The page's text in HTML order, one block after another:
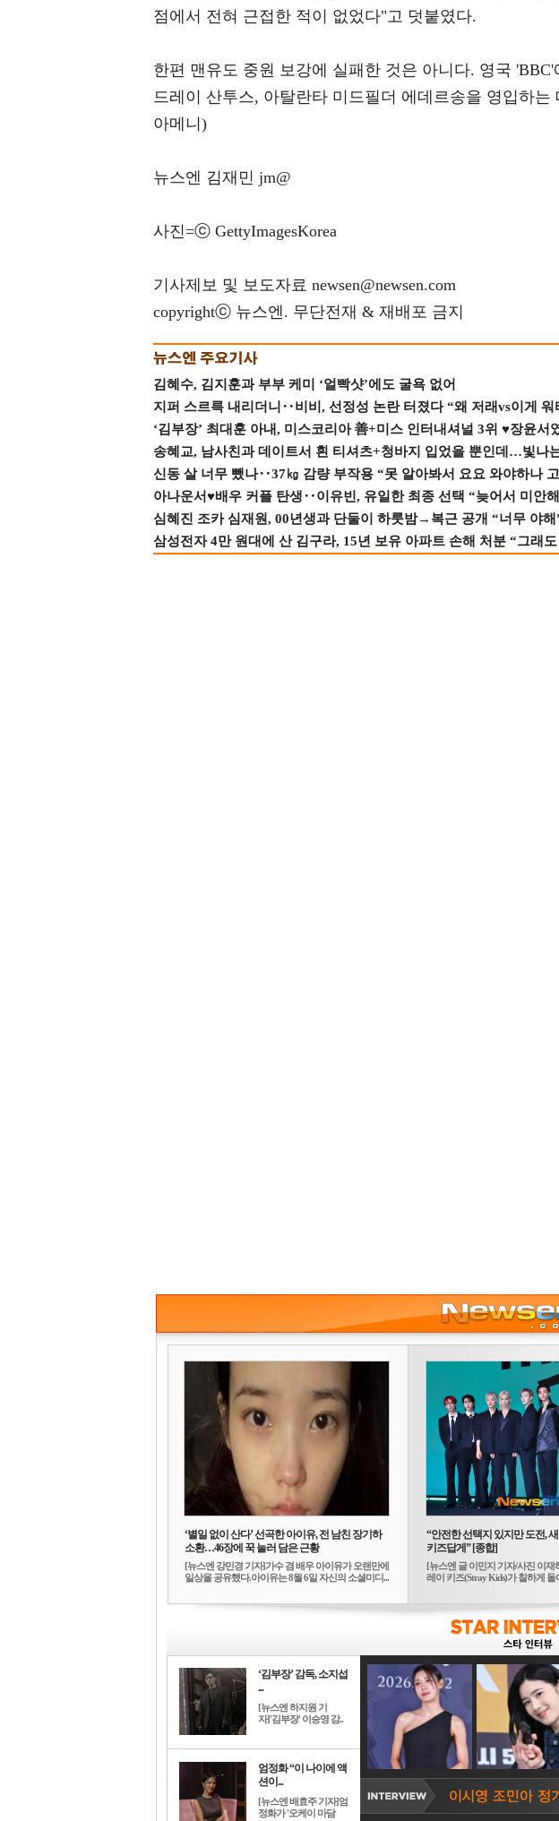
점에서 전혀 근접한 적이 없었다"고 덧붙였다.
한편 맨유도 중원 보강에 실패한 것은 아니다. 영국
드레이 산투스, 아탈란타 미드필더 에데르송을 영입하
아메니)
뉴스엔 김재민 jm@
사진=ⓒ GettyImagesKorea
기사제보 및 보도자료 newsen@newsen.com
copyrightⓒ 뉴스엔. 무단전재 & 재배포 금지
김혜수, 김지훈과 부부 케미 ‘얼빡샷’에도 굴욕 없어
지퍼 스르륵 내리더니‥비비, 선정성 논란 터졌다 “왜 저래vs이게 워
‘김부장’ 최대훈 아내, 미스코리아 善+미스 인터내셔널 3위 ♥장윤서
송혜교, 남사친과 데이트서 흰 티셔츠+청바지 입었을 뿐인데…빛나
신동 살 너무 뺐나‥37㎏ 감량 부작용 “못 알아봐서 요요 와야하나
아나운서♥배우 커플 탄생‥이유빈, 유일한 최종 선택 “늦어서 미안
심혜진 조카 심재원, 00년생과 단둘이 하룻밤→복근 공개 “너무 야해
삼성전자 4만 원대에 산 김구라, 15년 보유 아파트 손해 처분 “그래도
‘별일 없이 산다’ 선곡한 아이유, 전 남친 장기하
소환…46장에 꾹 눌러 담은 근황
[뉴스엔 강민경 기자]가수 겸 배우 아이유가 오랜만에
일상을 공유했다.아이유는 8월 6일 자신의 소셜미디...
“안전한 선택지 있지만 도전,
키즈답게” [종합]
[뉴스엔 글 이민지 기자/사진 이재
레이 키즈(Stray Kids)가 칠하게 돌
‘김부장’ 감독, 소지섭
...
[뉴스엔 하지원 기
자]'김부장' 이승영 감..
엄정화 “이 나이에 액
션이...
[뉴스엔 배효주 기자]엄
정화가 '오케이 마담